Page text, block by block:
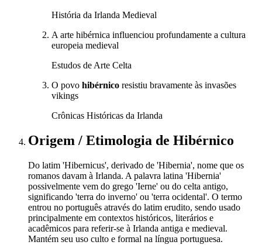
História da Irlanda Medieval
A arte hibérnica influenciou profundamente a cultura
europeia medieval
Estudos de Arte Celta
O povo hibérnico resistiu bravamente às invasões
vikings
Crônicas Históricas da Irlanda
Origem / Etimologia de Hibérnico
Do latim 'Hibernicus', derivado de 'Hibernia', nome que os
romanos davam à Irlanda. A palavra latina 'Hibernia'
possivelmente vem do grego 'Ierne' ou do celta antigo,
significando 'terra do inverno' ou 'terra ocidental'. O termo
entrou no português através do latim erudito, sendo usado
principalmente em contextos históricos, literários e
acadêmicos para referir-se à Irlanda antiga e medieval.
Mantém seu uso culto e formal na língua portuguesa.